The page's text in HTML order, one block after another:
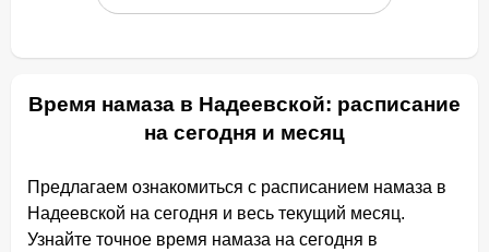
Время намаза в Надеевской: расписание
на сегодня и месяц
Предлагаем ознакомиться с расписанием намаза в
Надеевской на сегодня и весь текущий месяц.
Узнайте точное время намаза на сегодня в